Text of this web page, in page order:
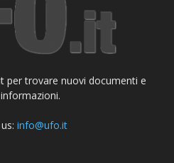
per trovare nuovi documenti e
info@ufo.it